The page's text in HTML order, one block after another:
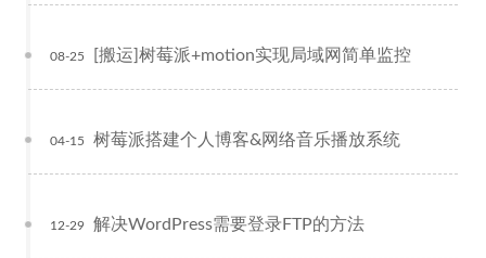
[搬运]树莓派+motion实现局域网简单监控
08-25
树莓派搭建个人博客&网络音乐播放系统
04-15
解决WordPress需要登录FTP的方法
12-29